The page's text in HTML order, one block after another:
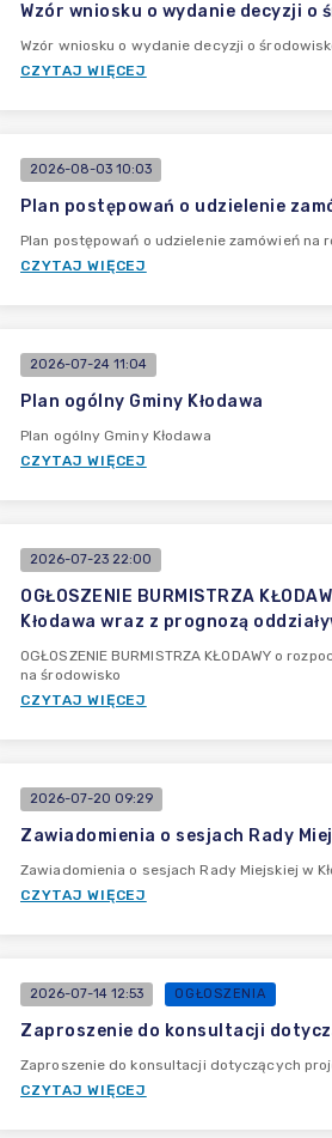
Wzór wniosku o wydanie decyzji
Wzór wniosku o wydanie decyzji o
CZYTAJ WIĘCEJ
2026-08-03 10:03
Plan postępowań o udzielenie
Plan postępowań o udzielenie zamówień na
CZYTAJ WIĘCEJ
2026-07-24 11:04
Plan ogólny Gminy Kłodawa
Plan ogólny Gminy Kłodawa
CZYTAJ WIĘCEJ
2026-07-23 22:00
OGŁOSZENIE BURMISTRZA
Kłodawa wraz z prognozą
OGŁOSZENIE BURMISTRZA KŁODAWY o
na środowisko
CZYTAJ WIĘCEJ
2026-07-20 09:29
Zawiadomienia o sesjach Rady
Zawiadomienia o sesjach Rady Miejskiej w
CZYTAJ WIĘCEJ
2026-07-14 12:53 OGŁOSZENIA
Zaproszenie do konsultacji
Zaproszenie do konsultacji dotyczących
CZYTAJ WIĘCEJ